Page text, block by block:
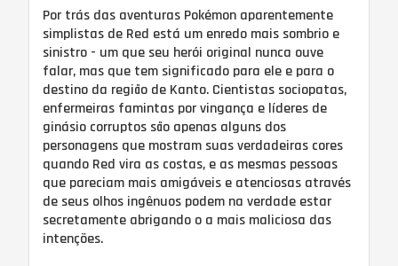
Por trás das aventuras Pokémon aparentemente
simplistas de Red está um enredo mais sombrio e
sinistro - um que seu herói original nunca ouve
falar, mas que tem significado para ele e para o
destino da região de Kanto. Cientistas sociopatas,
enfermeiras famintas por vingança e líderes de
ginásio corruptos são apenas alguns dos
personagens que mostram suas verdadeiras cores
quando Red vira as costas, e as mesmas pessoas
que pareciam mais amigáveis ​​e atenciosas através
de seus olhos ingênuos podem na verdade estar
secretamente abrigando o a mais maliciosa das
intenções.